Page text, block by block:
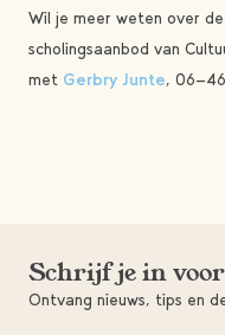
Wil je meer weten over
scholingsaanbod van
met Gerbry Junte, 06-
Schrijf je in
Ontvang nieuws, tips en